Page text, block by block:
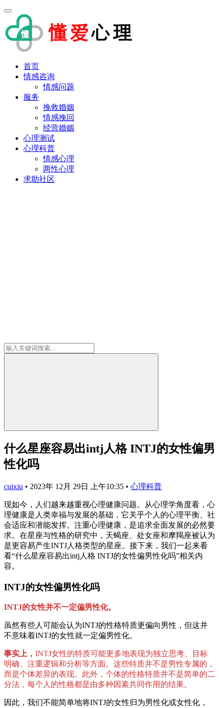
首页
情感咨询
情感问题
服务
挽救婚姻
情感挽回
经营婚姻
心理测试
心理科普
情感心理
两性心理
求助社区
什么星座容易出intj人格 INTJ的女性偏男
性化吗
cuixiu • 2023年 12月 29日 上午10:35 • 心理科普
现如今，人们越来越重视心理健康问题。从心理学角度看，心
理健康是人类幸福与发展的基础，它关乎个人的心理平衡、社
会适应和潜能发挥。注重心理健康，是追求全面发展的必然要
求。在星座与性格的研究中，天蝎座、处女座和摩羯座被认为
是更容易产生INTJ人格类型的星座。接下来，我们一起来看
看“什么星座容易出intj人格 INTJ的女性偏男性化吗”相关内
容。
INTJ的女性偏男性化吗
INTJ的女性并不一定偏男性化。
虽然有些人可能会认为INTJ的性格特质更偏向男性，但这并
不意味着INTJ的女性就一定偏男性化。
事实上， INTJ女性的特质可能更多地表现为独立思考、目标
明确、注重逻辑和分析等方面。这些特质并不是男性专属的，
而是个体差异的表现。此外，个体的性格特质并不是简单的二
分法，每个人的性格都是由多种因素共同作用的结果。
因此，我们不能简单地将INTJ的女性归为男性化或女性化，